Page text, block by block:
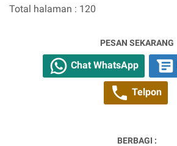
Total halaman : 120
PESAN SEKARANG
Chat WhatsApp
Telpon
BERBAGI :